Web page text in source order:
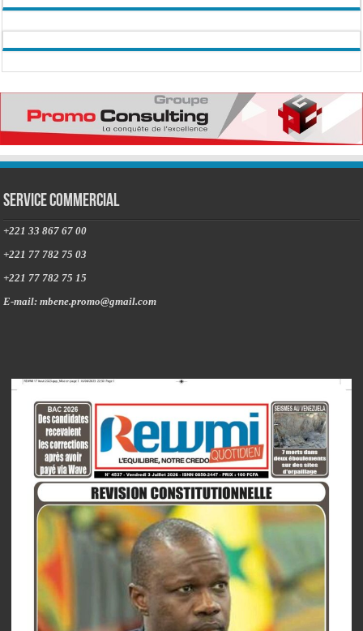
Service commercial
+221 33 867 67 00
+221 77 782 75 03
+221 77 782 75 15
E-mail: mbene.promo@gmail.com